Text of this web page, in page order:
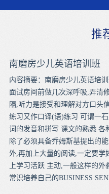
推
南磨房少儿英语培训班
内容摘要：南磨房少儿英语培
面试房间前做几次深呼吸,弄清
隔,听力是接受和理解对方口头
练习又作口译(语)练习 可谓一
词的发音和拼写 课文的熟悉 各
除了必须具备乔姆斯基提出的
外,再加上大量的阅读,一定要学
上学习活跃 主动,一般这样的
常识培养自己的BUSINESS